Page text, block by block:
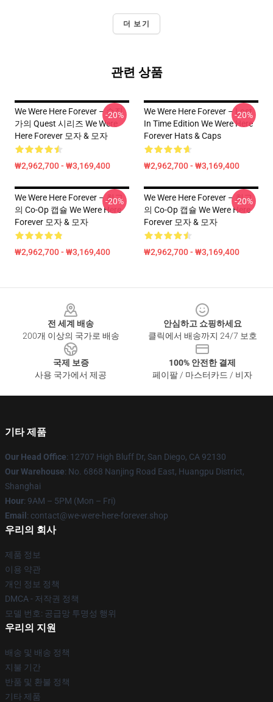
더 보기
관련 상품
We Were Here Forever – 수집
가의 Quest 시리즈 We Were
Here Forever 모자 & 모자
₩2,962,700 - ₩3,169,400
-20%
We Were Here Forever – Lost
In Time Edition We Were Here
Forever Hats & Caps
₩2,962,700 - ₩3,169,400
-20%
We Were Here Forever – 최고
의 Co-Op 캡슐 We Were Here
Forever 모자 & 모자
₩2,962,700 - ₩3,169,400
-20%
We Were Here Forever – 최고
의 Co-Op 캡슐 We Were Here
Forever 모자 & 모자
₩2,962,700 - ₩3,169,400
-20%
전 세계 배송
200개 이상의 국가로 배송
안심하고 쇼핑하세요
클릭에서 배송까지 24/7 보호
국제 보증
사용 국가에서 제공
100% 안전한 결제
페이팔 / 마스터카드 / 비자
기타 제품
Our Head Office: 12707 High Bluff Dr, San Diego, CA 92130
Our Warehouse: No. 6868 Nanjing Road East, Huangpu District,
Shanghai
Hour: 9AM – 5PM (Mon – Fri)
Email : contact@we-were-here-forever.shop
우리의 회사
제품 정보
이용 약관
개인 정보 정책
DMCA - 저작권 정책
모델 번호: 공급망 투명성 행위
우리의 지원
배송 및 배송 정책
지불 기간
반품 및 환불 정책
기타 제품